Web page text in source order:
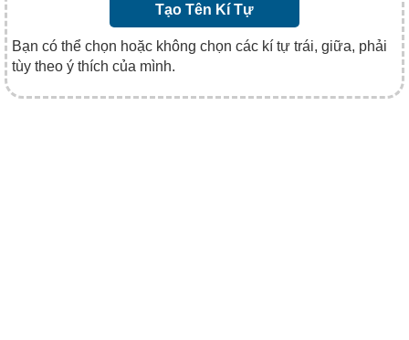
Tạo Tên Kí Tự
Bạn có thể chọn hoặc không chọn các kí tự trái, giữa, phải
tùy theo ý thích của mình.